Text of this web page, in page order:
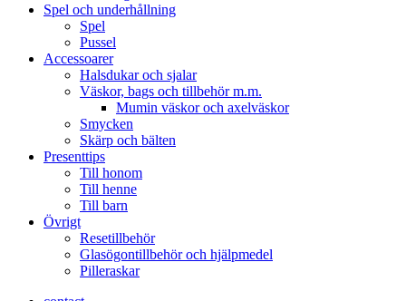
Spel och underhållning
Spel
Pussel
Accessoarer
Halsdukar och sjalar
Väskor, bags och tillbehör m.m.
Mumin väskor och axelväskor
Smycken
Skärp och bälten
Presenttips
Till honom
Till henne
Till barn
Övrigt
Resetillbehör
Glasögontillbehör och hjälpmedel
Pilleraskar